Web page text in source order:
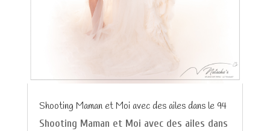
Shooting Maman et Moi avec des ailes dans le 94
Shooting Maman et Moi avec des ailes dans